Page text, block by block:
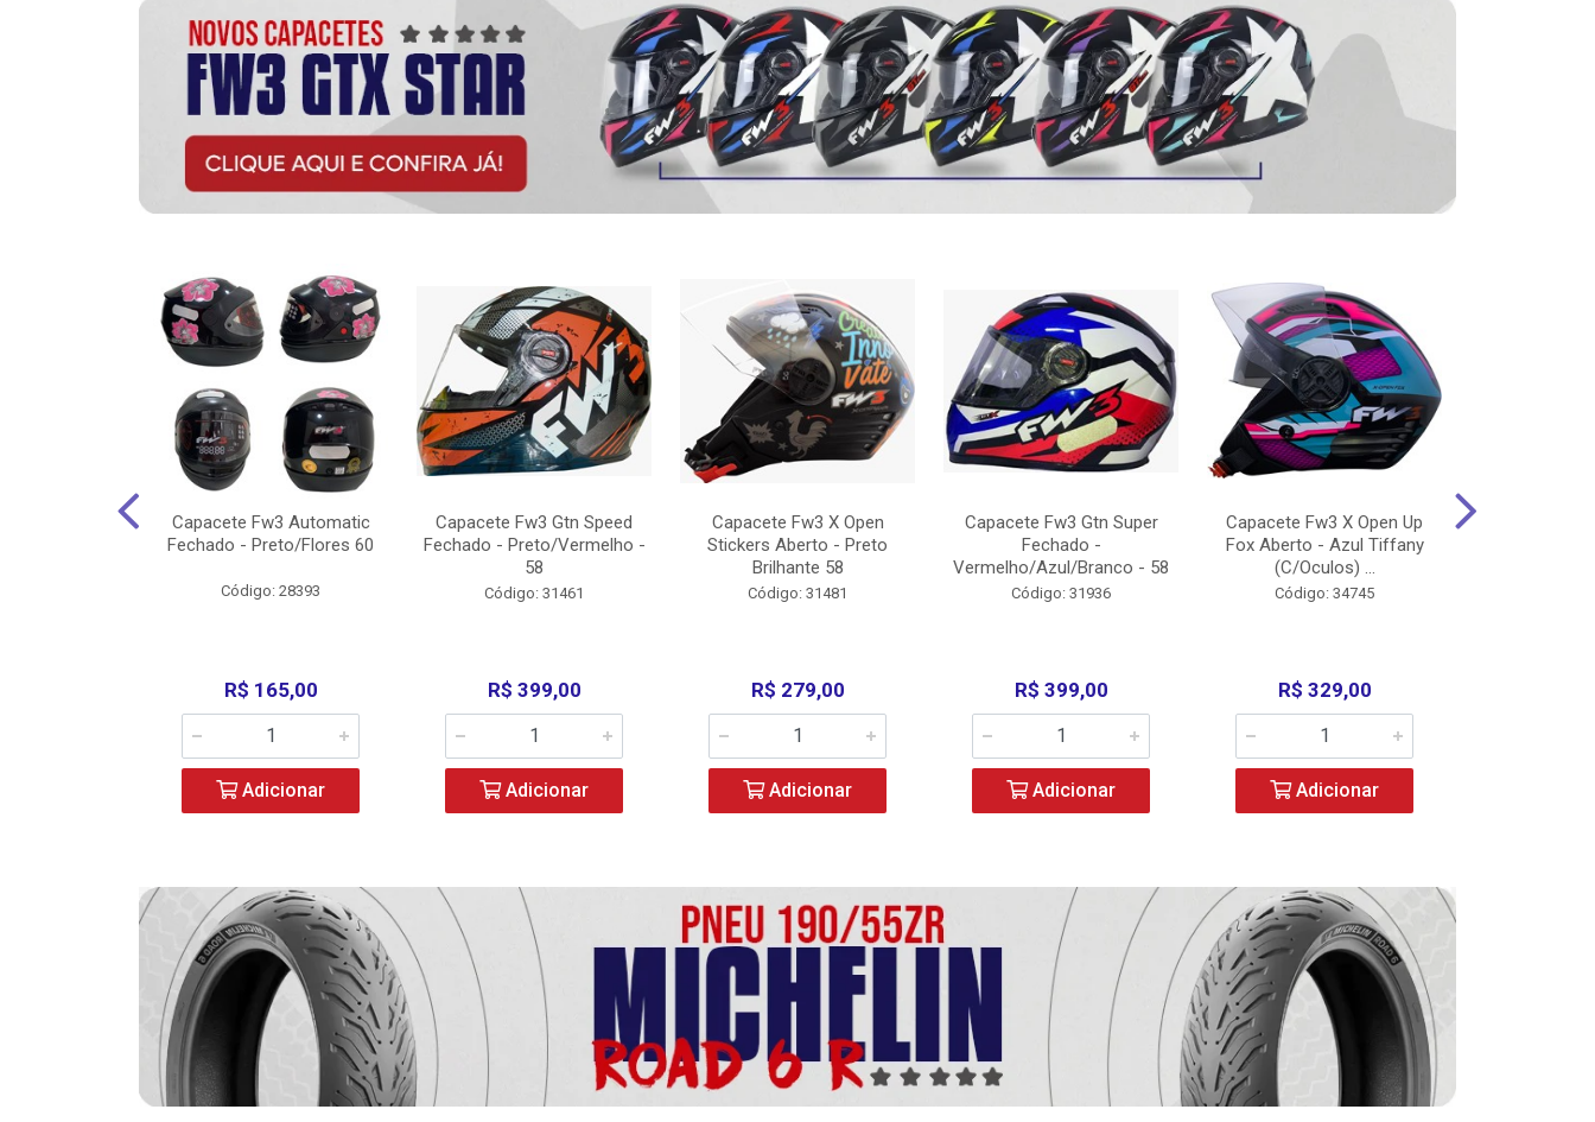
Capacete Fw3 Automatic
Fechado - Preto/Flores 60
Código: 28393
R$ 165,00
Adicionar
Capacete Fw3 Gtn Speed
Fechado - Preto/Vermelho -
58
Código: 31461
R$ 399,00
Adicionar
Capacete Fw3 X Open
Stickers Aberto - Preto
Brilhante 58
Código: 31481
R$ 279,00
Adicionar
Capacete Fw3 Gtn Super
Fechado -
Vermelho/Azul/Branco - 58
Código: 31936
R$ 399,00
Adicionar
Capacete Fw3 X Open Up
Fox Aberto - Azul Tiffany
(C/Oculos) ...
Código: 34745
R$ 329,00
Adicionar